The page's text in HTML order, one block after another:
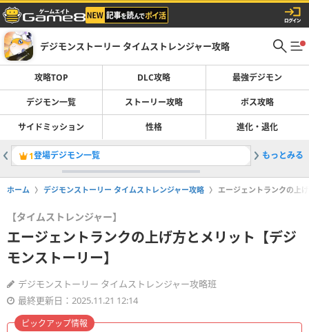
デジモンストーリー タイムストレンジャー攻略
攻略TOP DLC攻略 最強デジモン
デジモン一覧 ストーリー攻略 ボス攻略
サイドミッション 性格 進化・退化
1登場デジモン一覧 2最強デ
もっとみる
ホーム デジモンストーリー タイムストレンジャー攻略 エージェントランクの上
【タイムストレンジャー】
エージェントランクの上げ方とメリット【デジ
モンストーリー】
デジモンストーリー タイムストレンジャー攻略班
最終更新日：2025.11.21 12:14
ピックアップ情報